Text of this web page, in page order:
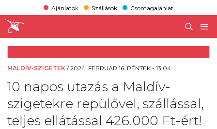
Ajánlatok Szállások Csomagajánlat
MALDÍV-SZIGETEK /2024. FEBRUÁR 16. PÉNTEK - 13:04
10 napos utazás a Maldív-
szigetekre repülővel, szállással,
teljes ellátással 426.000 Ft-ért!